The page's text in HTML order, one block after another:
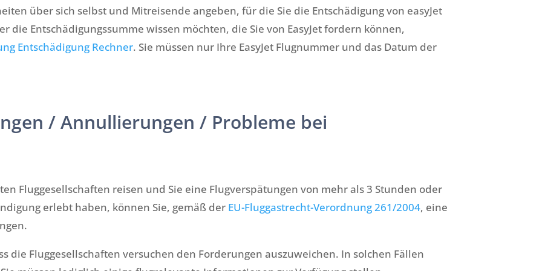
über sich selbst und Mitreisende angeben, für die Sie die Entschädigung von easyJet
die Entschädigungssumme wissen möchten, die Sie von EasyJet fordern können,
Entschädigung Rechner. Sie müssen nur Ihre EasyJet Flugnummer und das Datum der
/ Annullierungen / Probleme bei
Fluggesellschaften reisen und Sie eine Flugverspätungen von mehr als 3 Stunden oder
erlebt haben, können Sie, gemäß der EU-Fluggastrecht-Verordnung 261/2004, eine
die Fluggesellschaften versuchen den Forderungen auszuweichen. In solchen Fällen